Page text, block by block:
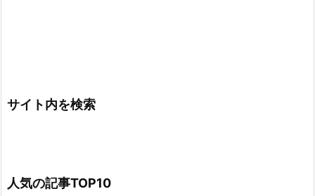
サイト内を検索
人気の記事TOP10